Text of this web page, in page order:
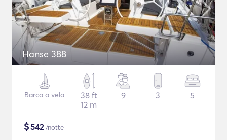
Hanse 388
Barca a vela
38 ft
12 m
9 3 5
$542/notte